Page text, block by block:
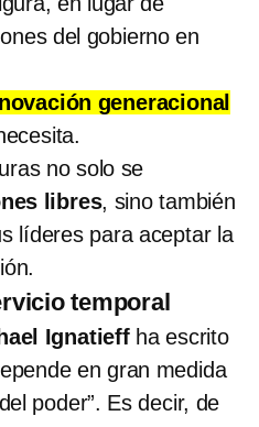
del gobierno en
generacional
no solo se
libres, sino también
líderes para aceptar la
temporal
Ignatieffha escrito
en gran medida
poder”. Es decir, de